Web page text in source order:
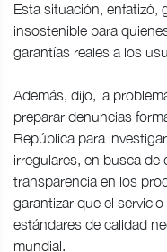
Esta situación, enfatizó,
insostenible para
garantías reales a los
Además, dijo, la
preparar denuncias
República para
irregulares, en busca de
transparencia en los
garantizar que el
estándares de calidad
mundial.